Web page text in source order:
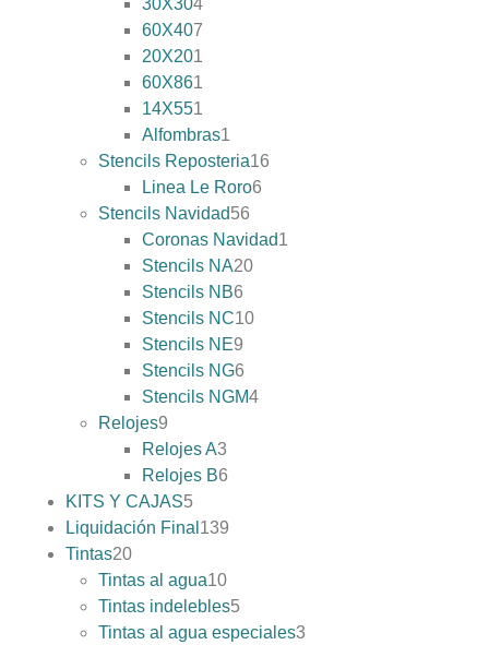
30X304
60X407
20X201
60X861
14X551
Alfombras1
Stencils Reposteria16
Linea Le Roro6
Stencils Navidad56
Coronas Navidad1
Stencils NA20
Stencils NB6
Stencils NC10
Stencils NE9
Stencils NG6
Stencils NGM4
Relojes9
Relojes A3
Relojes B6
KITS Y CAJAS5
Liquidación Final 139
Tintas20
Tintas al agua10
Tintas indelebles5
Tintas al agua especiales3